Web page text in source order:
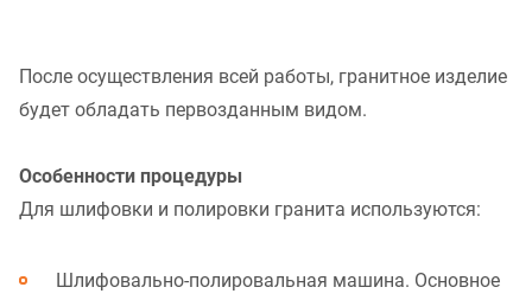
После осуществления всей работы, гранитное изделие
будет обладать первозданным видом.
Особенности процедуры
Для шлифовки и полировки гранита используются:
Шлифовально-полировальная машина. Основное